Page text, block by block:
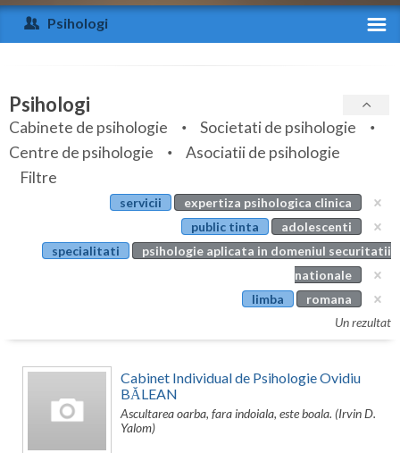
Arad
Arges
Bihor
Bistrita-Nasaud
Botosani
Brasov
Calarasi
Caras-Severin
Psihologi
Specialitati
Servicii
Articole
Evenimente
Cabinet
Psihologi
Cabinete de psihologie
Societati de psihologie
Centre de psihologie
Asociatii de psihologie
Filtre
servicii
expertiza psihologica clinica
public tinta
adolescenti
specialitati
psihologie aplicata in domeniul securitatii
nationale
limba
romana
Un rezultat
Cabinet Individual de Psihologie Ovidiu
BĂLEAN
Ascultarea oarba, fara indoiala, este boala. (Irvin D.
Yalom)